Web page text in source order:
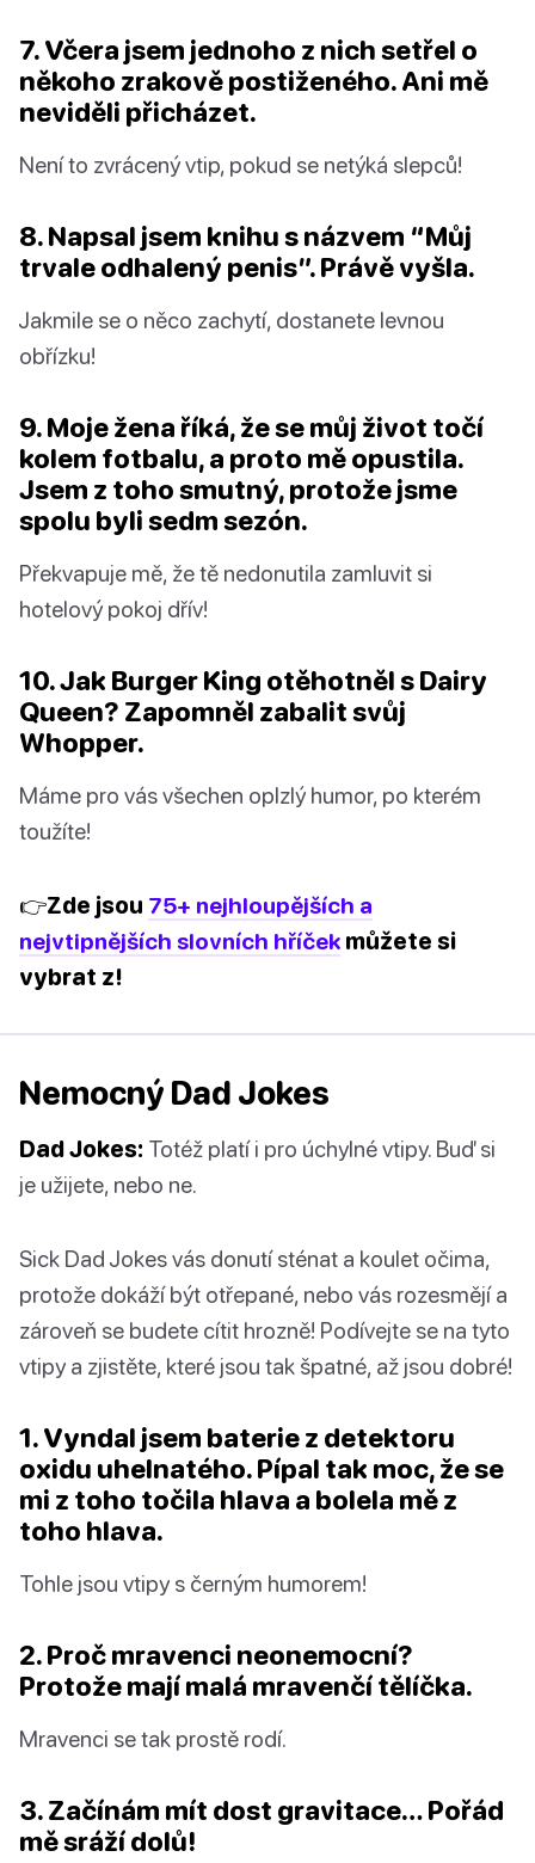
7. Včera jsem jednoho z nich setřel o
někoho zrakově postiženého. Ani mě
neviděli přicházet.
Není to zvrácený vtip, pokud se netýká slepců!
8. Napsal jsem knihu s názvem “Můj
trvale odhalený penis”. Právě vyšla.
Jakmile se o něco zachytí, dostanete levnou
obřízku!
9. Moje žena říká, že se můj život točí
kolem fotbalu, a proto mě opustila.
Jsem z toho smutný, protože jsme
spolu byli sedm sezón.
Překvapuje mě, že tě nedonutila zamluvit si
hotelový pokoj dřív!
10. Jak Burger King otěhotněl s Dairy
Queen? Zapomněl zabalit svůj
Whopper.
Máme pro vás všechen oplzlý humor, po kterém
toužíte!
👉Zde jsou 75+ nejhloupějších a
nejvtipnějších slovních hříček můžete si
vybrat z!
Nemocný Dad Jokes
Dad Jokes: Totéž platí i pro úchylné vtipy. Buď si
je užijete, nebo ne.
Sick Dad Jokes vás donutí sténat a koulet očima,
protože dokáží být otřepané, nebo vás rozesmějí a
zároveň se budete cítit hrozně! Podívejte se na tyto
vtipy a zjistěte, které jsou tak špatné, až jsou dobré!
1. Vyndal jsem baterie z detektoru
oxidu uhelnatého. Pípal tak moc, že se
mi z toho točila hlava a bolela mě z
toho hlava.
Tohle jsou vtipy s černým humorem!
2. Proč mravenci neonemocní?
Protože mají malá mravenčí tělíčka.
Mravenci se tak prostě rodí.
3. Začínám mít dost gravitace… Pořád
mě sráží dolů!